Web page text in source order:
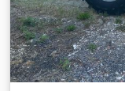
saspiests gaiss.